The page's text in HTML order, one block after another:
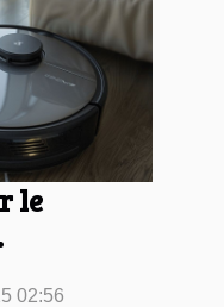
le
02:56